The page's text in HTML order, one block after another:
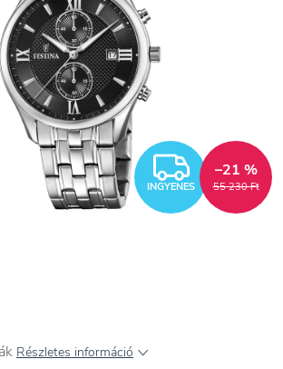
INGYENES 55 230 Ft
–21 %
Részletes információ